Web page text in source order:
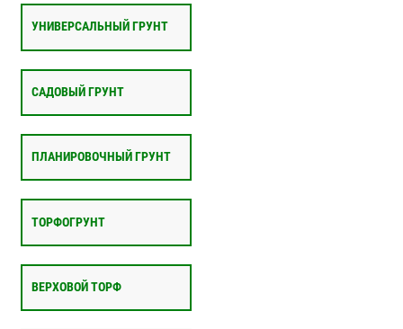
УНИВЕРСАЛЬНЫЙ ГРУНТ
САДОВЫЙ ГРУНТ
ПЛАНИРОВОЧНЫЙ ГРУНТ
ТОРФОГРУНТ
ВЕРХОВОЙ ТОРФ